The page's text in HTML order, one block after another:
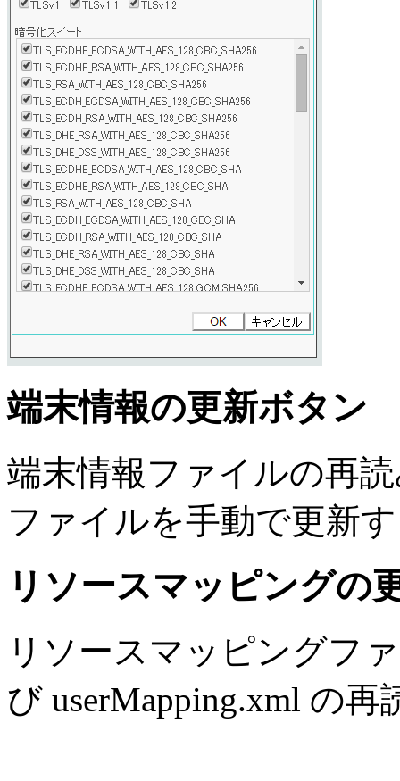
端末情報の更新ボタン
端末情報ファイルの再
ファイルを手動で更新
リソースマッピングの
リソースマッピングフ
び userMapping.xml の